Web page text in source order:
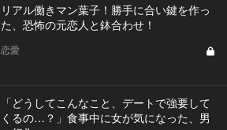
リアル働きマン葉子！勝手に合い鍵を作っ
た、恐怖の元恋人と鉢合わせ！
恋愛
「どうしてこんなこと、デートで強要して
くるの…？」食事中に女が気になった、男